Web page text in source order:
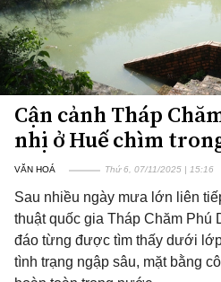
Cận cảnh Tháp
nhị ở Huế chìm
VĂN HOÁ Thứ 6, 07/11/2025 | 15:16
Sau nhiều ngày mưa lớn liên
thuật quốc gia Tháp Chăm Phú
đáo từng được tìm thấy dưới
tình trạng ngập sâu, mặt bằng